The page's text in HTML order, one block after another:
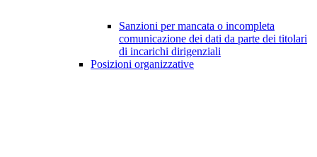
Sanzioni per mancata o incompleta
comunicazione dei dati da parte dei titolari
di incarichi dirigenziali
Posizioni organizzative